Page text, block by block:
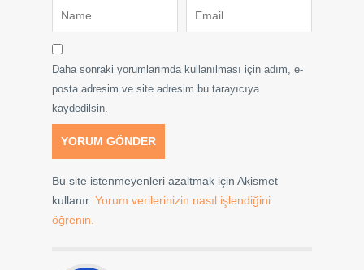
Daha sonraki yorumlarımda kullanılması için adım, e-
posta adresim ve site adresim bu tarayıcıya
kaydedilsin.
Bu site istenmeyenleri azaltmak için Akismet
kullanır. Yorum verilerinizin nasıl işlendiğini
öğrenin.